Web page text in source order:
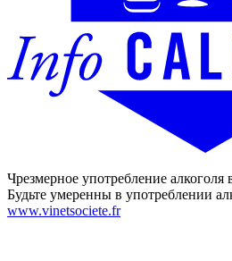
Чрезмерное употребление
Будьте умеренны в употреблении
www.vinetsociete.fr